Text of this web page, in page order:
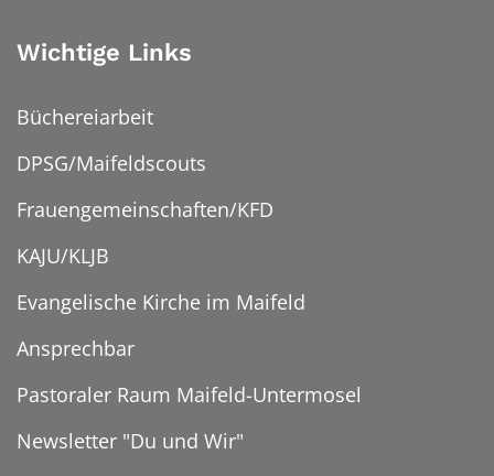
Wichtige Links
Büchereiarbeit
DPSG/Maifeldscouts
Frauengemeinschaften/KFD
KAJU/KLJB
Evangelische Kirche im Maifeld
Ansprechbar
Pastoraler Raum Maifeld-Untermosel
Newsletter "Du und Wir"